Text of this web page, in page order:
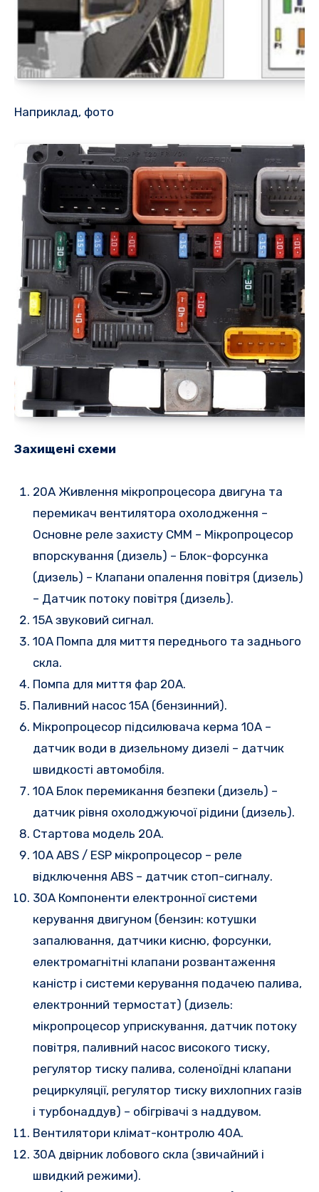
Наприклад, фото
Захищені схеми
20A Живлення мікропроцесора двигуна та
перемикач вентилятора охолодження –
Основне реле захисту CMM – Мікропроцесор
впорскування (дизель) – Блок-форсунка
(дизель) – Клапани опалення повітря (дизель)
– Датчик потоку повітря (дизель).
15А звуковий сигнал.
10A Помпа для миття переднього та заднього
скла.
Помпа для миття фар 20A.
Паливний насос 15A (бензинний).
Мікропроцесор підсилювача керма 10A –
датчик води в дизельному дизелі – датчик
швидкості автомобіля.
10A Блок перемикання безпеки (дизель) –
датчик рівня охолоджуючої рідини (дизель).
Стартова модель 20A.
10A ABS / ESP мікропроцесор – реле
відключення ABS – датчик стоп-сигналу.
30A Компоненти електронної системи
керування двигуном (бензин: котушки
запалювання, датчики кисню, форсунки,
електромагнітні клапани розвантаження
каністр і системи керування подачею палива,
електронний термостат) (дизель:
мікропроцесор уприскування, датчик потоку
повітря, паливний насос високого тиску,
регулятор тиску палива, соленоїдні клапани
рециркуляції, регулятор тиску вихлопних газів
і турбонаддув) – обігрівачі з наддувом.
Вентилятори клімат-контролю 40A.
30А двірник лобового скла (звичайний і
швидкий режими).